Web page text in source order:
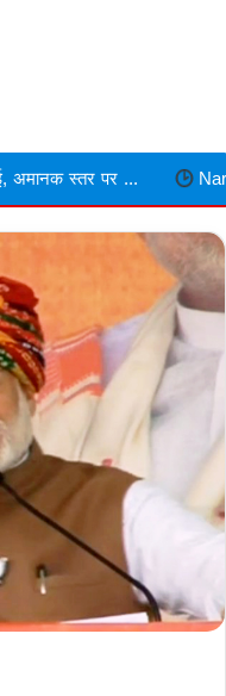
Narmdapuram चरित्र शंका में